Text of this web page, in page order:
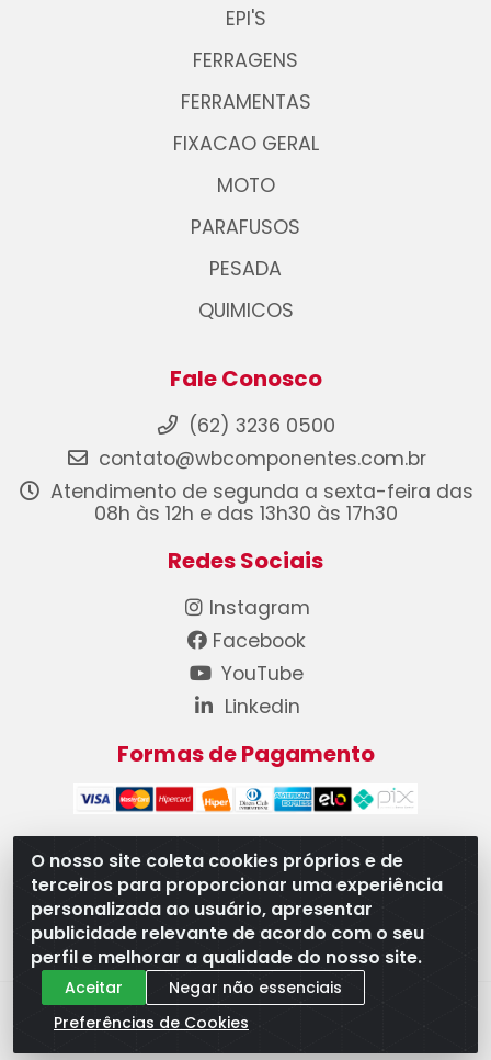
O nosso site coleta cookies próprios e de
terceiros para proporcionar uma experiência
personalizada ao usuário, apresentar
publicidade relevante de acordo com o seu
perfil e melhorar a qualidade do nosso site.
Aceitar
Negar não essenciais
Preferências de Cookies
EPI'S
FERRAGENS
FERRAMENTAS
FIXACAO GERAL
MOTO
PARAFUSOS
PESADA
QUIMICOS
Fale Conosco
(62) 3236 0500
contato@wbcomponentes.com.br
Atendimento de segunda a sexta-feira das
08h às 12h e das 13h30 às 17h30
Redes Sociais
Instagram
Facebook
YouTube
Linkedin
Formas de Pagamento
WB Componentes Automotivos LTDA - CNPJ
08.528.393/0001-12 - Rua do Níquel, 667 - Parque
Oeste Industrial, Goiânia/GO - CEP 74375-660